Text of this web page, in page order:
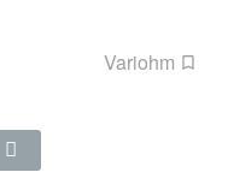
Variohm